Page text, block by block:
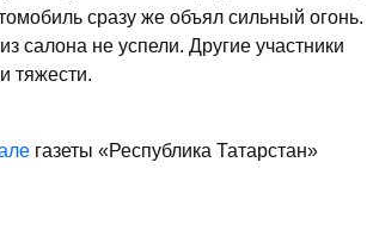
сразу же объял сильный огонь.
салона не успели. Другие участники
тяжести.
газеты «Республика Татарстан»